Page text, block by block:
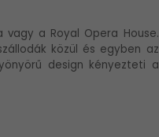
a Royal Opera House.
közül és egyben az
design kényezteti a